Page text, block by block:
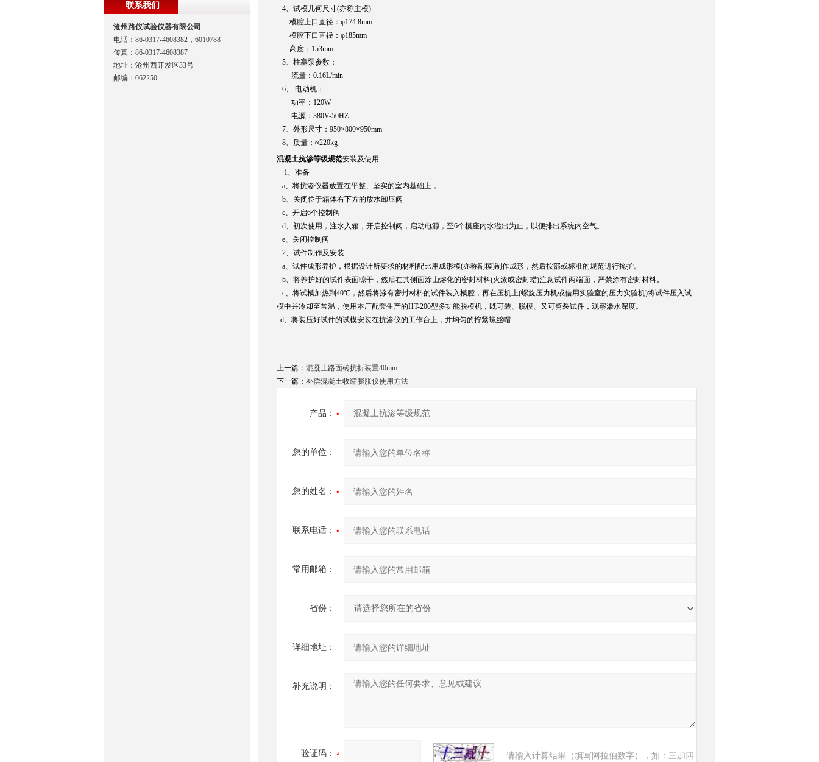
4、试模几何尺寸(亦称主模)
模腔上口直径：φ174.8mm
模腔下口直径：φ185mm
高度：153mm
5、柱塞泵参数：
流量：0.16L/min
6、 电动机：
功率：120W
电源：380V-50HZ
7、外形尺寸：950×800×950mm
8、质量：≈220kg
混凝土抗渗等级规范安装及使用
1、准备
a、将抗渗仪器放置在平整、坚实的室内基础上，
b、关闭位于箱体右下方的放水卸压阀
c、开启6个控制阀
d、初次使用，注水入箱，开启控制阀，启动电源，至6个模座内水溢出为止，以便排出系统内空气。
e、关闭控制阀
2、试件制作及安装
a、试件成形养护，根据设计所要求的材料配比用成形模(亦称副模)制作成形，然后按部或标准的规范进行掩护。
b、将养护好的试件表面晾干，然后在其侧面涂山熔化的密封材料(火漆或密封蜡)注意试件两端面，严禁涂有密封材料。
c、将试模加热到40℃，然后将涂有密封材料的试件装入模腔，再在压机上(螺旋压力机或借用实验室的压力实验机)将试件压入试
模中并冷却至常温，使用本厂配套生产的HT-200型多功能脱模机，既可装、脱模、又可劈裂试件，观察渗水深度。
d、 将装压好试件的试模安装在抗渗仪的工作台上，并均匀的拧紧螺丝帽
上一篇： 混凝土路面砖抗折装置40mm
下一篇： 补偿混凝土收缩膨胀仪使用方法
产品：
您的单位：
您的姓名：
联系电话：
常用邮箱：
省份：
详细地址：
补充说明：
验证码：
请输入计算结果（填写阿拉伯数字），如：三加四
联系我们
沧州路仪试验仪器有限公司
电话：86-0317-4608382，6010788
传真：86-0317-4608387
地址：沧州西开发区33号
邮编：062250